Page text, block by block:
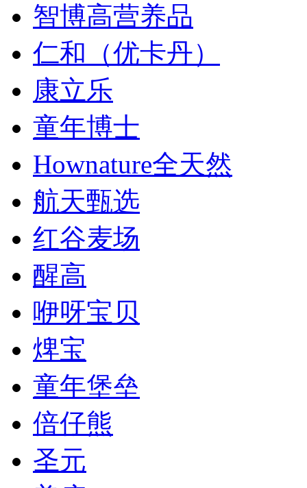
智博高营养品
仁和（优卡丹）
康立乐
童年博士
Hownature全天然
航天甄选
红谷麦场
醒高
咿呀宝贝
焷宝
童年堡垒
倍仔熊
圣元